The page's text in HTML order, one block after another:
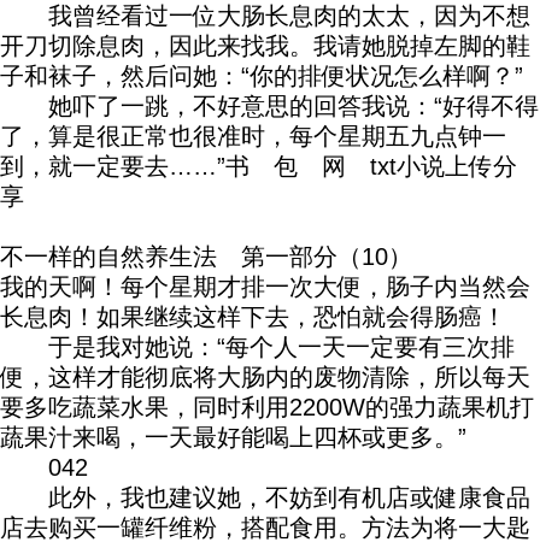
我曾经看过一位大肠长息肉的太太，因为不想
开刀切除息肉，因此来找我。我请她脱掉左脚的鞋
子和袜子，然后问她：“你的排便状况怎么样啊？”
她吓了一跳，不好意思的回答我说：“好得不得
了，算是很正常也很准时，每个星期五九点钟一
到，就一定要去……”书 包 网 txt小说上传分
享
不一样的自然养生法 第一部分（10）
我的天啊！每个星期才排一次大便，肠子内当然会
长息肉！如果继续这样下去，恐怕就会得肠癌！
于是我对她说：“每个人一天一定要有三次排
便，这样才能彻底将大肠内的废物清除，所以每天
要多吃蔬菜水果，同时利用2200W的强力蔬果机打
蔬果汁来喝，一天最好能喝上四杯或更多。”
042
此外，我也建议她，不妨到有机店或健康食品
店去购买一罐纤维粉，搭配食用。方法为将一大匙